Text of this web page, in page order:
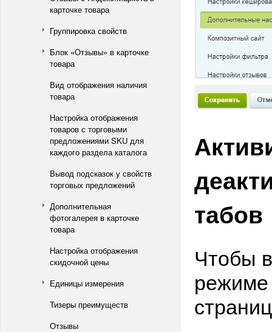
карточке товара
Группировка свойств
Блок «Отзывы» в карточке
товара
Вид отображения наличия
товара
Настройка отображения
товаров с торговыми
предложениями SKU для
каждого раздела каталога
Вывод подсказок у свойств
торговых предложений
Дополнительная
фотогалерея в карточке
товара
Настройка отображения
скидочной цены
Единицы измерения
Тизеры преимуществ
Отзывы
табов
Чтобы
режиме